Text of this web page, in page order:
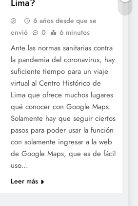
Lima?
6 años desde que se
envió
0 6 minutos
Ante las normas sanitarias contra
la pandemia del coronavirus, hay
suficiente tiempo para un viaje
virtual al Centro Histórico de
Lima que ofrece muchos lugares
qué conocer con Google Maps.
Solamente hay que seguir ciertos
pasos para poder usar la función
con solamente ingresar a la web
de Google Maps, que es de fácil
uso…
Leer más